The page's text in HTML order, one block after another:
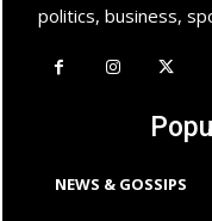
politics, business,
NEWS & GOSSIPS